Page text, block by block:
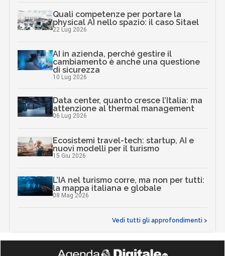
Quali competenze per portare la
physical AI nello spazio: il caso Sitael
22 Lug 2026
AI in azienda, perché gestire il
cambiamento è anche una questione
di sicurezza
10 Lug 2026
Data center, quanto cresce l’Italia: ma
attenzione al thermal management
06 Lug 2026
Ecosistemi travel-tech: startup, AI e
nuovi modelli per il turismo
15 Giu 2026
L’IA nel turismo corre, ma non per tutti:
la mappa italiana e globale
08 Mag 2026
Vedi tutti gli approfondimenti >